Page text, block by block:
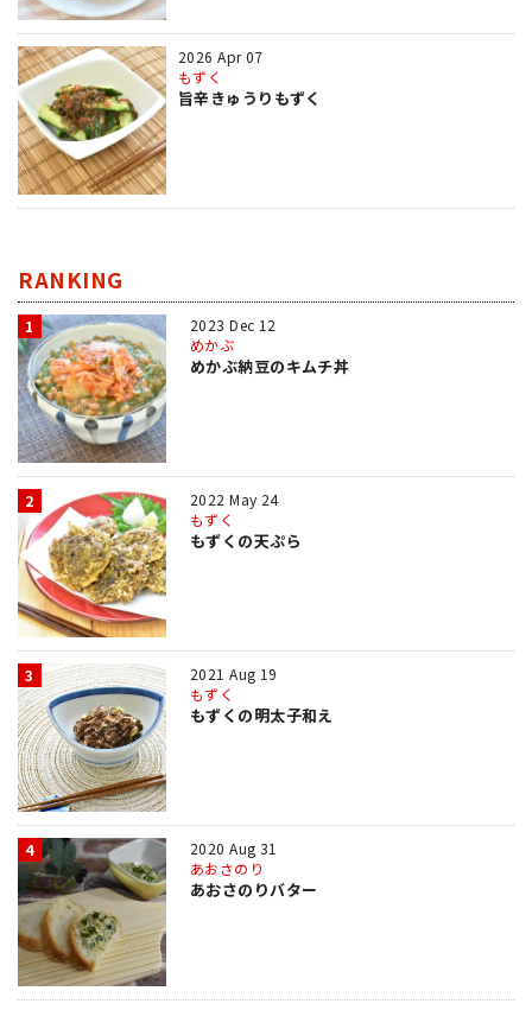
2026 Apr 07
もずく
旨辛きゅうりもずく
RANKING
1
2023 Dec 12
めかぶ
めかぶ納豆のキムチ丼
2
2022 May 24
もずく
もずくの天ぷら
3
2021 Aug 19
もずく
もずくの明太子和え
4
2020 Aug 31
あおさのり
あおさのりバター